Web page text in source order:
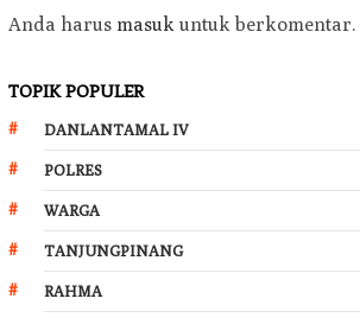
Anda harus masuk untuk berkomentar.
TOPIK POPULER
DANLANTAMAL IV
POLRES
WARGA
TANJUNGPINANG
RAHMA